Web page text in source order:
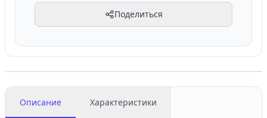
Поделиться
Описание Характеристики